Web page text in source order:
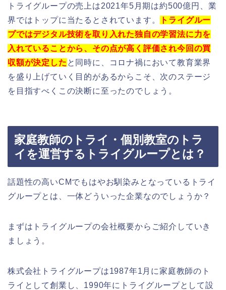
トライグループの売上は2021年5月期は約500億円、業
界ではトップに当たるとされています。
トライグルー
プではデジタル技術を取り入れた独自の学習法に力を
入れていることから、その点が高く評価され今回の買
収額が決定した と同時に、コロナ禍において教育業界
を盛り上げていく目的があるからこそ、次のステージ
を目指すべくこの決断に至ったのでしょう。
家庭教師のトライ・個別教室のトラ
イを運営するトライグループとは？
話題性の高いCMでもはやお馴染みとなっているトライ
グループとは、一体どういった企業なのでしょうか？
まずはトライグループの会社概要からご紹介していき
ましょう。
株式会社トライグループは1987年1月に家庭教師のト
ライとして創業し、1990年にトライグループとして設